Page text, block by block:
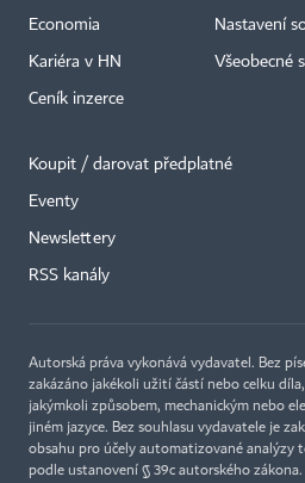
Economia
Kariéra v HN
Ceník inzerce
Nastavení
Všeobecné
Koupit / darovat předplatné
Eventy
Newslettery
RSS kanály
Autorská práva vykonává vydavatel. Bez
zakázáno jakékoli užití částí nebo celku
jakýmkoli způsobem, mechanickým nebo
jiném jazyce. Bez souhlasu vydavatele je
obsahu pro účely automatizované analýzy
podle ustanovení § 39c autorského zákona.